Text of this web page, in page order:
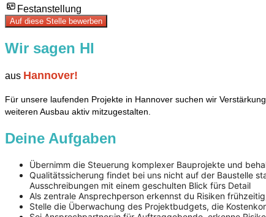
Festanstellung
Auf diese Stelle bewerben
Wir sagen HI
aus Hannover!
Für unsere laufenden Projekte in Hannover suchen wir
weiteren Ausbau aktiv mitzugestalten.
Deine Aufgaben
Übernimm die Steuerung komplexer Bauprojekte und
Qualitätssicherung findet bei uns nicht auf der Baustelle
Ausschreibungen mit einem geschulten Blick fürs Detail
Als zentrale Ansprechperson erkennst du Risiken
Stelle die Überwachung des Projektbudgets, die